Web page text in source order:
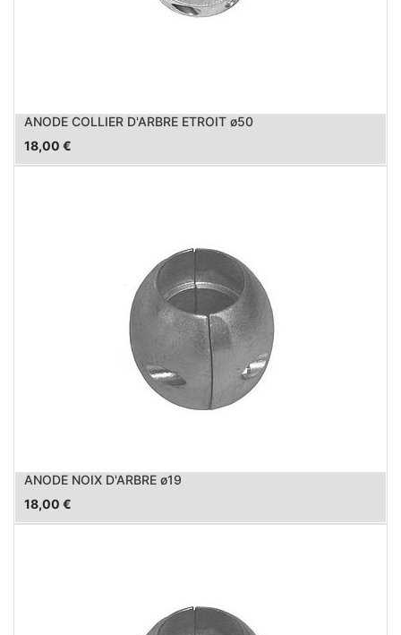
ANODE COLLIER D'ARBRE ETROIT ø50
18,00 €
ANODE NOIX D'ARBRE ø19
18,00 €